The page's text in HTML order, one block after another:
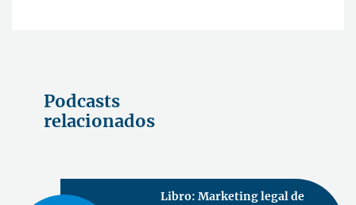
Podcasts
relacionados
Libro: Marketing legal de